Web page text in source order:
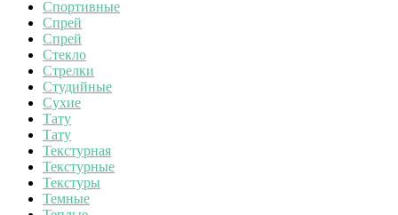
Спортивные
Спрей
Спрей
Стекло
Стрелки
Студийные
Сухие
Тату
Тату
Текстурная
Текстурные
Текстуры
Темные